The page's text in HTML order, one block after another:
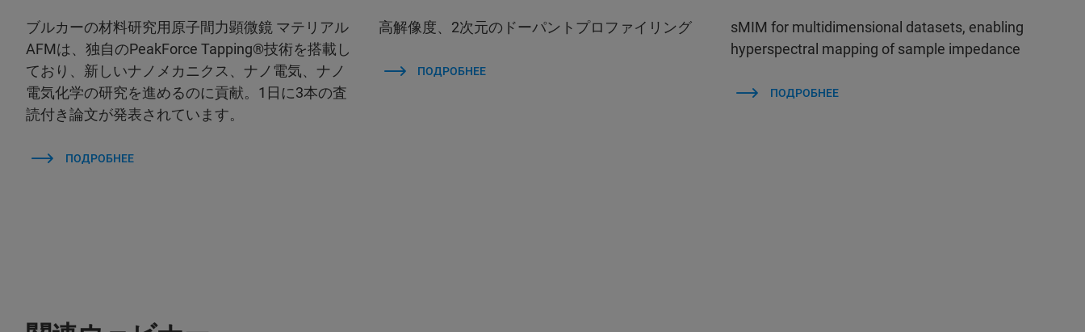
ブルカーの材料研究用原子間力顕微鏡 マテリアル
AFMは、独自のPeakForce Tapping®技術を搭載し
ており、新しいナノメカニクス、ナノ電気、ナノ
電気化学の研究を進めるのに貢献。1日に3本の査
読付き論文が発表されています。
ПОДРОБНЕЕ
高解像度、2次元のドーパントプロファイリング
ПОДРОБНЕЕ
sMIM for multidimensional datasets, enabling
hyperspectral mapping of sample impedance
ПОДРОБНЕЕ